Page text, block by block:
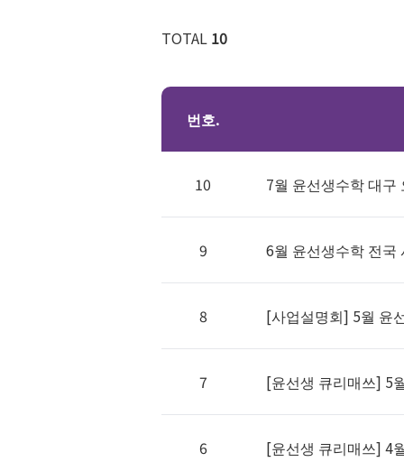
TOTAL 10
번호.
10 7월 윤선생수학 대
9 6월 윤선생수학 전국
8 [사업설명회] 5월 윤
7 [윤선생 큐리매쓰] 5
6 [윤선생 큐리매쓰] 4